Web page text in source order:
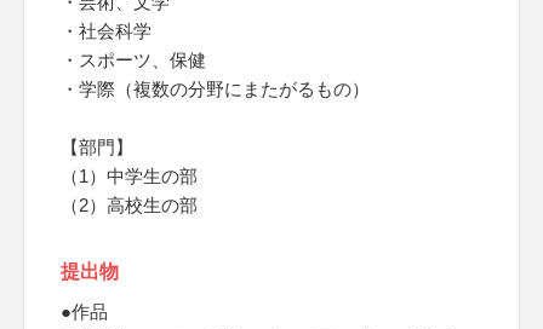
・社会科学
・スポーツ、保健
・学際（複数の分野にまたがるもの）
【部門】
（1）中学生の部
（2）高校生の部
提出物
●作品